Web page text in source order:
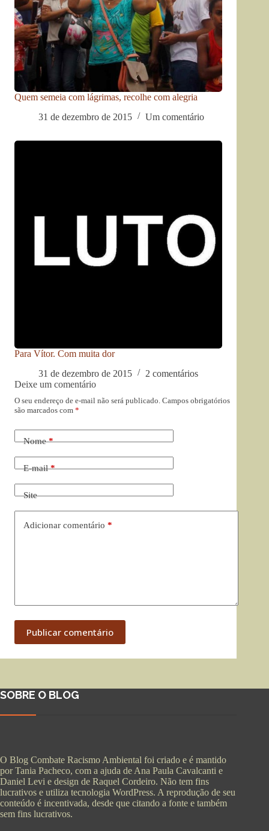
Quem semeia com lágrimas, recolhe com alegria
31 de dezembro de 2015
Um comentário
Para Vítor. Com muita dor
31 de dezembro de 2015
2 comentários
Deixe um comentário
O seu endereço de e-mail não será publicado. Campos obrigatórios
são marcados com *
Nome*
E-mail*
Site
Adicionar comentário *
Publicar comentário
SOBRE O BLOG
O Blog Combate Racismo Ambiental foi criado e é mantido
por Tania Pacheco, com a ajuda de Ana Paula Cavalcanti e
Daniel Levi e design de Raquel Cordeiro. Não tem fins
lucrativos e utiliza tecnologia WordPress. A reprodução de seu
conteúdo é incentivada, desde que citando a fonte e também
sem fins lucrativos.